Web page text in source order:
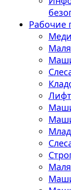
Рабочие